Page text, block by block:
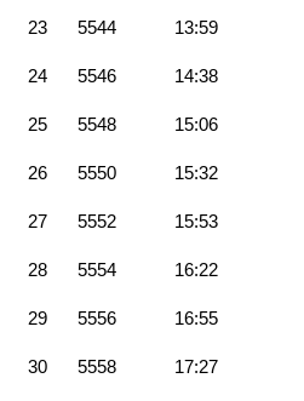
23 5544 13:59
24 5546 14:38
25 5548 15:06
26 5550 15:32
27 5552 15:53
28 5554 16:22
29 5556 16:55
30 5558 17:27